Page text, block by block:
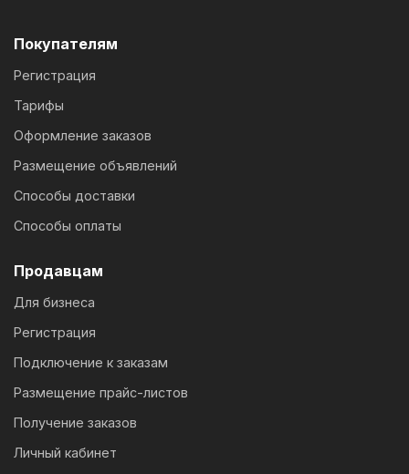
Покупателям
Регистрация
Тарифы
Оформление заказов
Размещение объявлений
Способы доставки
Способы оплаты
Продавцам
Для бизнеса
Регистрация
Подключение к заказам
Размещение прайс-листов
Получение заказов
Личный кабинет